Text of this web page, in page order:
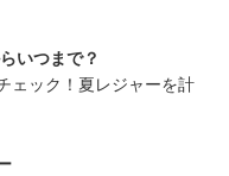
いつまで？
ェック！夏レジャーを計